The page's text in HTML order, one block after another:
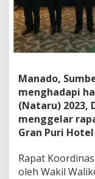
Manado,
menghadapi
(Nataru) 2023,
menggelar
Gran Puri
Rapat
oleh Wakil